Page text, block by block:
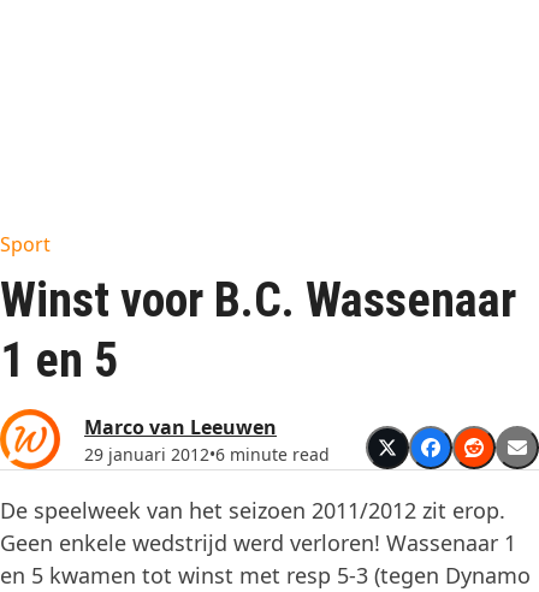
Sport
Winst voor B.C. Wassenaar
1 en 5
Marco van Leeuwen
29 januari 2012•6 minute read
De speelweek van het seizoen 2011/2012 zit erop.
Geen enkele wedstrijd werd verloren! Wassenaar 1
en 5 kwamen tot winst met resp 5-3 (tegen Dynamo